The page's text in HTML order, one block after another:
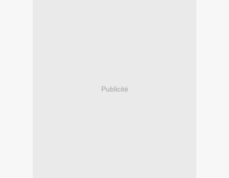
Publicité